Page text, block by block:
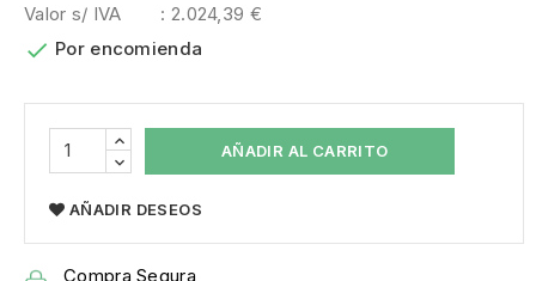
Valor s/ IVA
: 2.024,39 €
 Por encomienda
AÑADIR AL CARRITO
AÑADIR DESEOS
Compra Segura